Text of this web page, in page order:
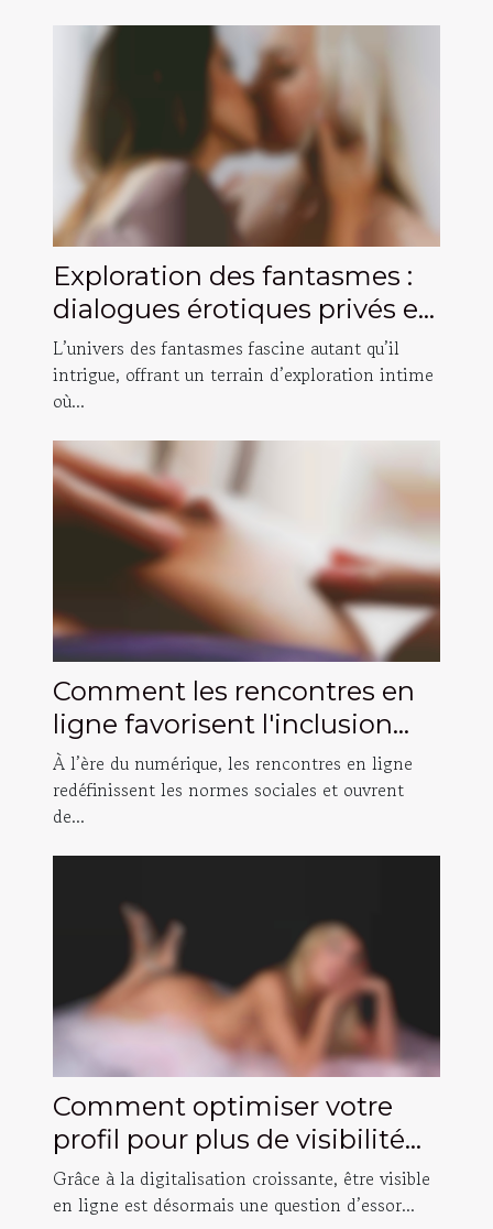
Exploration des fantasmes :
dialogues érotiques privés et
sécurisés
L’univers des fantasmes fascine autant qu’il
intrigue, offrant un terrain d’exploration intime
où...
Comment les rencontres en
ligne favorisent l'inclusion
des personnes transgenres ?
À l’ère du numérique, les rencontres en ligne
redéfinissent les normes sociales et ouvrent
de...
Comment optimiser votre
profil pour plus de visibilité
en ligne ?
Grâce à la digitalisation croissante, être visible
en ligne est désormais une question d’essor...